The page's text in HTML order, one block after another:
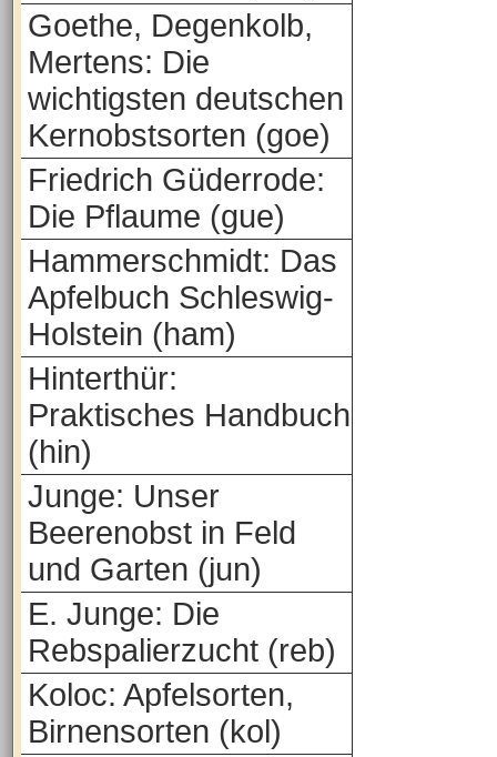
Goethe, Degenkolb,
Mertens: Die
wichtigsten deutschen
Kernobstsorten (goe)
Friedrich Güderrode:
Die Pflaume (gue)
Hammerschmidt: Das
Apfelbuch Schleswig-
Holstein (ham)
Hinterthür:
Praktisches Handbuch
(hin)
Junge: Unser
Beerenobst in Feld
und Garten (jun)
E. Junge: Die
Rebspalierzucht (reb)
Koloc: Apfelsorten,
Birnensorten (kol)